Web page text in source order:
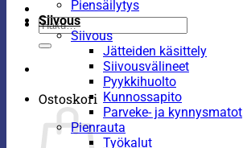
Etsi:
Ostoskori
Piensäilytys
Siivous
Siivous
Jätteiden käsittely
Siivousvälineet
Pyykkihuolto
Kunnossapito
Parveke- ja kynnysmatot
Pienrauta
Työkalut